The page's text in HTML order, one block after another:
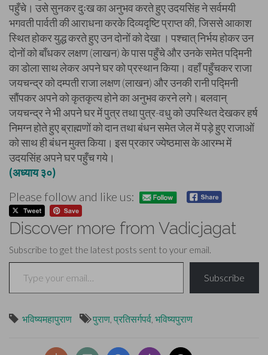
पहुँचे। उसे सुनकर दुःख का अनुभव करते हुए उदयसिंह ने सर्वमयी
भगवती पार्वती की आराधना करके दिव्यदृष्टि प्राप्त की, जिससे आकाश
स्थित होकर युद्ध करते हुए उन दोनों को देखा । पश्चात् निर्भय होकर उन
दोनों को बाँधकर लक्षण (लाखन) के पास पहुँचे और उनके समेत पद्मिनी
का डोला साथ लेकर अपने घर को प्रस्थान किया। वहाँ पहुँचकर राजा
जयचन्द्र को दम्पती राजा लक्षण (लाखन) और उनकी रानी पद्मिनी
सौंपकर अपने को कृतकृत्य होने का अनुभव करने लगे। बलवान्
जयचन्द्र ने भी अपने घर में पुत्र तथा पुत्र-वधु को उपस्थित देखकर हर्ष
निमग्न होते हुए ब्राह्मणों को दान तथा बंधन समेत जेल में पड़े हुए राजाओं
को साथ ही बंधन मुक्त किया। इस प्रकार ज्येष्ठमास के आरम्भ में
उदयसिंह अपने घर पहुँच गये।
(अध्याय ३०)
Please follow and like us:
Discover more from Vadicjagat
Subscribe to get the latest posts sent to your email.
Type your email…
Subscribe
भविष्यमहापुराण पुराण प्रतिसर्गपर्व भविष्यपुराण